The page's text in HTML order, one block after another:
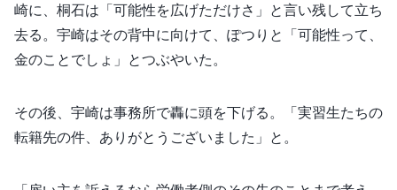
崎に、桐石は「可能性を広げただけさ」と言い残して立ち
去る。宇崎はその背中に向けて、ぽつりと「可能性って、
金のことでしょ」とつぶやいた。
その後、宇崎は事務所で轟に頭を下げる。「実習生たちの
転籍先の件、ありがとうございました」と。